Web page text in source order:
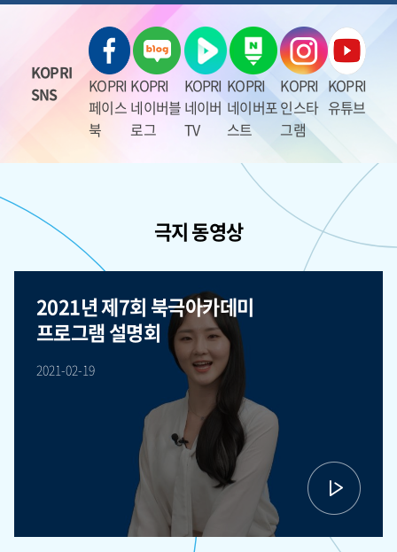
KOPRI
SNS
KOPRI
페이스
북
KOPRI
네이버블
로그
KOPRI
네이버
TV
KOPRI
네이버포
스트
KOPRI
인스타
그램
KOPRI
유튜브
극지 동영상
2021년 제7회 북극아카데미
프로그램 설명회
2021-02-19